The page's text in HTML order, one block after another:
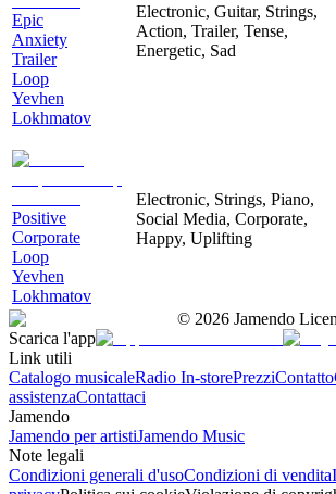
Epic
Anxiety
Trailer
Loop
Yevhen
Lokhmatov
Electronic, Guitar, Strings,
Action, Trailer, Tense,
Energetic, Sad
Positive
Corporate
Loop
Yevhen
Lokhmatov
Electronic, Strings, Piano,
Social Media, Corporate,
Happy, Uplifting
© 2026 Jamendo
Scarica l'app
Link utili
Catalogo musicaleRadio In-storePrezziContatto
assistenzaContattaci
Jamendo
Jamendo per artistiJamendo Music
Note legali
Condizioni generali d'usoCondizioni di vendita